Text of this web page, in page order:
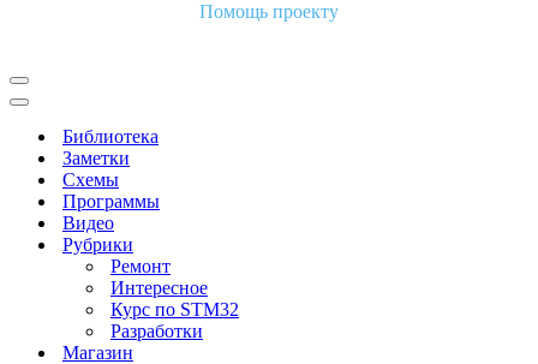
Помощь проекту
Меню
навигации
Меню
навигацииБиблиотека
Заметки
Схемы
Программы
Видео
Рубрики
Ремонт
Интересное
Курс по STM32
Разработки
Магазин